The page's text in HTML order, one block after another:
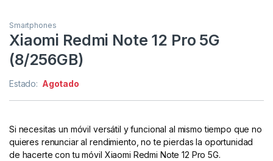
Smartphones
Xiaomi Redmi Note 12 Pro 5G
(8/256GB)
Estado: Agotado
Si necesitas un móvil versátil y funcional al mismo tiempo que no
quieres renunciar al rendimiento, no te pierdas la oportunidad
de hacerte con tu móvil Xiaomi Redmi Note 12 Pro 5G.